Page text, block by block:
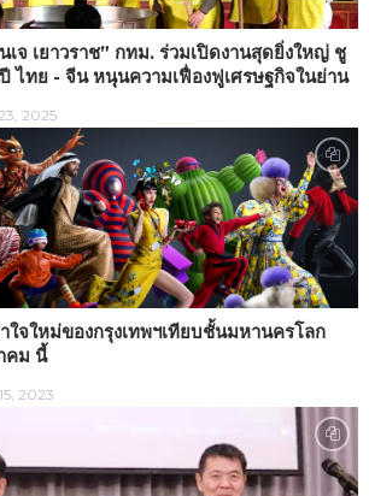
เจ เยาวราช” กทม. ร่วมเปิดงานสุดยิ่งใหญ่ ชู
ไทย - จีน หนุนความเฟื่องฟูเศรษฐกิจในย่าน
2025
ใจใหม่ของกรุงเทพฯเทียบชั้นมหานครโลก
คม นี้
2023